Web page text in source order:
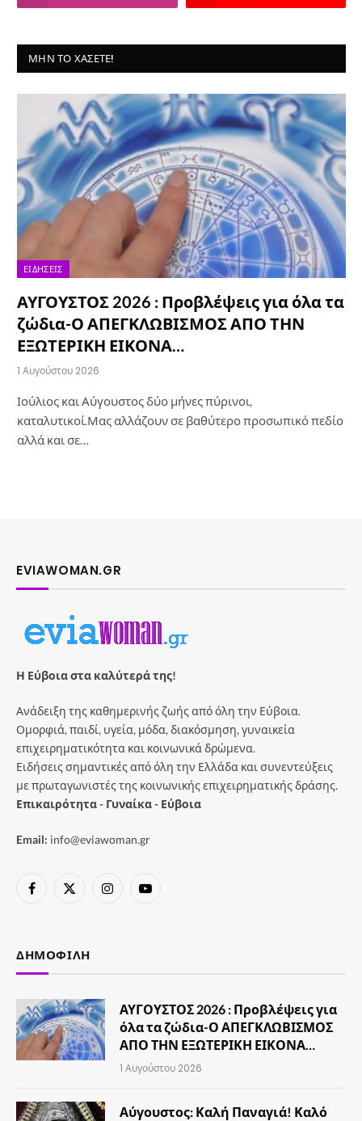
ΜΗΝ ΤΟ ΧΆΣΕΤΕ!
ΕΙΔΉΣΕΙΣ
ΑΥΓΟΥΣΤΟΣ 2026 : Προβλέψεις για όλα τα
ζώδια-Ο ΑΠΕΓΚΛΩΒΙΣΜΟΣ ΑΠΟ ΤΗΝ
ΕΞΩΤΕΡΙΚΗ ΕΙΚΟΝΑ…
1 Αυγούστου 2026
Ιούλιος και Αύγουστος δύο μήνες πύρινοι,
καταλυτικοί.Μας αλλάζουν σε βαθύτερο προσωπικό πεδίο
αλλά και σε…
EVIAWOMAN.GR
Η Εύβοια στα καλύτερά της!
Ανάδειξη της καθημερινής ζωής από όλη την Εύβοια.
Ομορφιά, παιδί, υγεία, μόδα, διακόσμηση, γυναικεία
επιχειρηματικότητα και κοινωνικά δρώμενα.
Ειδήσεις σημαντικές από όλη την Ελλάδα και συνεντεύξεις
με πρωταγωνιστές της κοινωνικής επιχειρηματικής δράσης.
Επικαιρότητα - Γυναίκα - Εύβοια
Email: info@eviawoman.gr
Facebook
X
InstagramYouTube
ΔΗΜΟΦΙΛΉ
ΑΥΓΟΥΣΤΟΣ 2026 : Προβλέψεις για
όλα τα ζώδια-Ο ΑΠΕΓΚΛΩΒΙΣΜΟΣ
ΑΠΟ ΤΗΝ ΕΞΩΤΕΡΙΚΗ ΕΙΚΟΝΑ…
1 Αυγούστου 2026
Αύγουστος: Καλή Παναγιά! Καλό